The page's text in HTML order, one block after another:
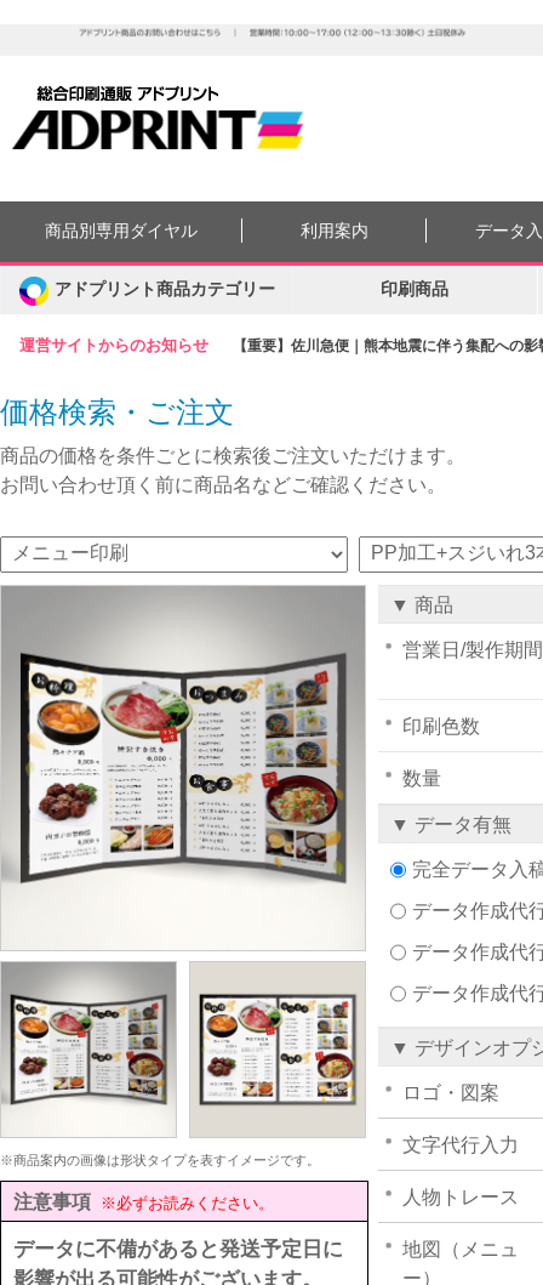
運営サイトからのお知らせ 【重要】佐川急便｜熊本地震に伴う集配への
商品別専用ダイヤル 利用案内 データ
アドプリント商品カテゴリー 印刷商品
価格検索・ご注文
商品の価格を条件ごとに検索後ご注文いただけます。
お問い合わせ頂く前に商品名などご確認ください。
※商品案内の画像は形状タイプを表すイメージです。
注意事項 ※必ずお読みください。
データに不備があると発送予定日に
影響が出る可能性がございます。
▼ 商品
営業日/製作期間
印刷色数
数量
▼ データ有無
完全データ入
データ作成代
データ作成代
データ作成代
▼ デザインオプ
ロゴ・図案
文字代行入力
人物トレース
地図（メニュ
ー）